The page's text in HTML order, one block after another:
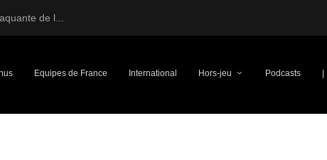
de l...
Equipes de France International Hors-jeu Podcasts